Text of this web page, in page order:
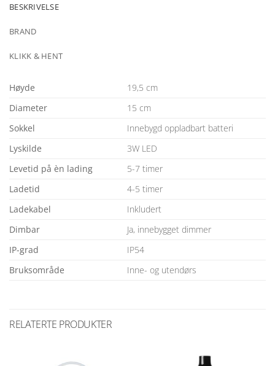
BESKRIVELSE
BRAND
KLIKK & HENT
Høyde
19,5 cm
Diameter
15 cm
Sokkel
Innebygd oppladbart batteri
Lyskilde
3W LED
Levetid på èn lading
5-7 timer
Ladetid
4-5 timer
Ladekabel
Inkludert
Dimbar
Ja, innebygget dimmer
IP-grad
IP54
Bruksområde
Inne- og utendørs
RELATERTE PRODUKTER